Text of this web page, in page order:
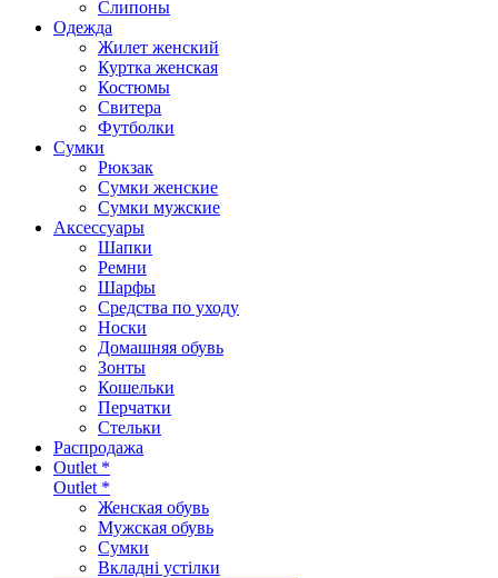
Слипоны
Одежда
Жилет женский
Куртка женская
Костюмы
Свитера
Футболки
Сумки
Рюкзак
Сумки женские
Сумки мужские
Аксеcсуары
Шапки
Ремни
Шарфы
Средства по уходу
Носки
Домашняя обувь
Зонты
Кошельки
Перчатки
Стельки
Распродажа
Outlet *
Outlet *
Женская обувь
Мужская обувь
Сумки
Вкладні устілки